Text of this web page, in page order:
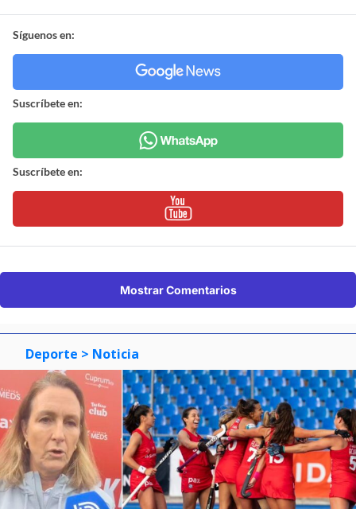
Síguenos en:
Suscríbete en:
Suscríbete en:
Mostrar Comentarios
Deporte > Noticia